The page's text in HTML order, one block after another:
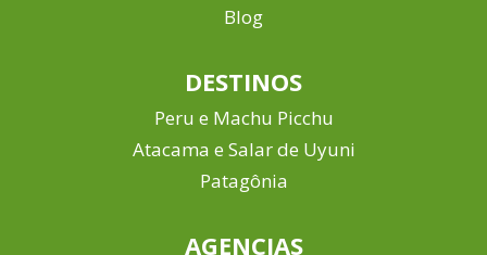
Blog
DESTINOS
Peru e Machu Picchu
Atacama e Salar de Uyuni
Patagônia
AGENCIAS